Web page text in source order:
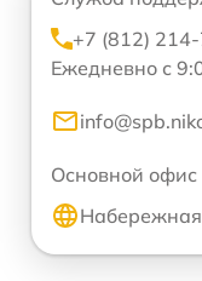
+7 (812)
Ежедневно с
Основной офис